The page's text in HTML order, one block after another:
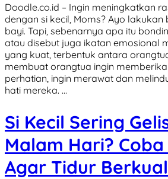
Doodle.co.id – Ingin meningkatkan
dengan si kecil, Moms? Ayo
bayi. Tapi, sebenarnya apa itu
atau disebut juga ikatan emosional
yang kuat, terbentuk antara
membuat orangtua ingin
perhatian, ingin merawat dan
hati mereka. …
Si Kecil Sering
Malam Hari? Coba
Agar Tidur